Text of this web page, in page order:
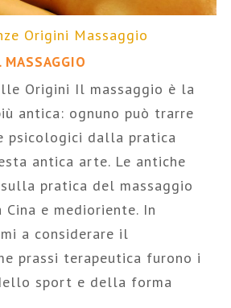
Origini Massaggio
Origini Il massaggio è la
antica: ognuno può trarre
psicologici dalla pratica
antica arte. Le antiche
pratica del massaggio
Cina e medioriente. In
a considerare il
prassi terapeutica furono i
sport e della forma